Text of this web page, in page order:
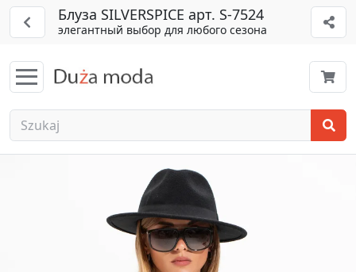
Блуза SILVERSPICE арт. S-7524
элегантный выбор для любого сезона